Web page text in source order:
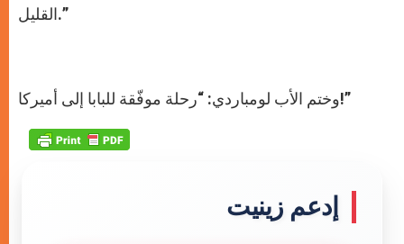
القليل.”
وختم الأب لومباردي: “رحلة موفّقة للبابا إلى أميركا!”
إدعم زينيت